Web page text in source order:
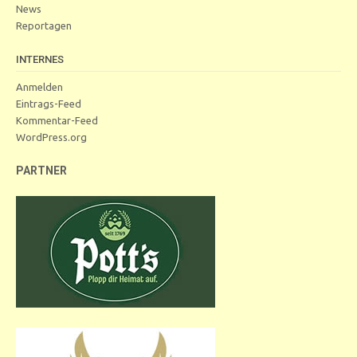
News
Reportagen
INTERNES
Anmelden
Eintrags-Feed
Kommentar-Feed
WordPress.org
PARTNER